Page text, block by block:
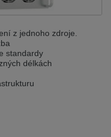
z jednoho zdroje.
standardy
délkách